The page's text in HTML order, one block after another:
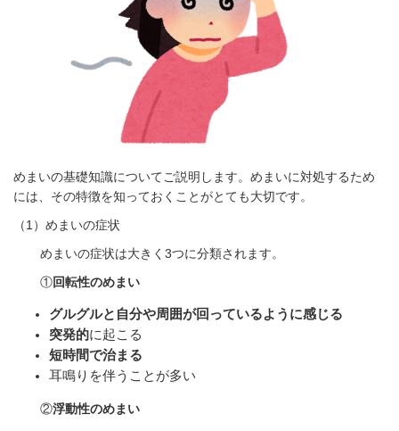
めまいの基礎知識についてご説明します。めまいに対処するため
には、その特徴を知っておくことがとても大切です。
（1）めまいの症状
めまいの症状は大きく 3つに分類されます。
①回転性のめまい
グルグルと自分や周囲が回っているように感じる
突発的に起こる
短時間で治まる
耳鳴りを伴うことが多い
②浮動性のめまい